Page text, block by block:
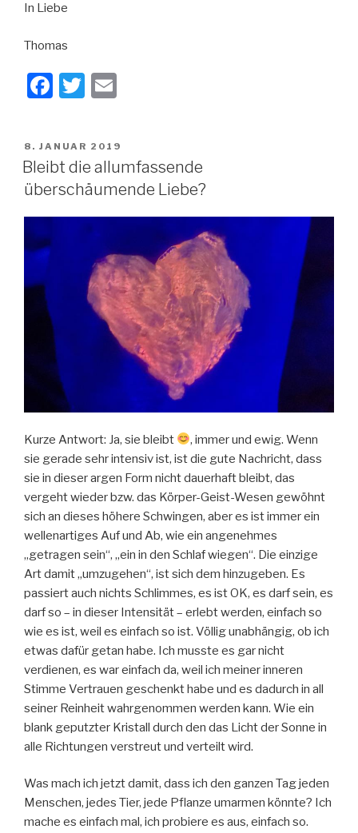
In Liebe
Thomas
F
c
e
b
o
T
tt
er
ail
VERÖFFENTLICHT
AM
8. JANUAR 2019
Bleibt die allumfassende
überschäumende Liebe?
Kurze Antwort: Ja, sie bleibt
, immer und ewig. Wenn
sie gerade sehr intensiv ist, ist die gute Nachricht, dass
sie in dieser argen Form nicht dauerhaft bleibt, das
vergeht wieder bzw. das Körper-Geist-Wesen gewöhnt
sich an dieses höhere Schwingen, aber es ist immer ein
wellenartiges Auf und Ab, wie ein angenehmes
„getragen sein“, „ein in den Schlaf wiegen“. Die einzige
Art damit „umzugehen“, ist sich dem hinzugeben. Es
passiert auch nichts Schlimmes, es ist OK, es darf sein, es
darf so – in dieser Intensität – erlebt werden, einfach so
wie es ist, weil es einfach so ist. Völlig unabhängig, ob ich
etwas dafür getan habe. Ich musste es gar nicht
verdienen, es war einfach da, weil ich meiner inneren
Stimme Vertrauen geschenkt habe und es dadurch in all
seiner Reinheit wahrgenommen werden kann. Wie ein
blank geputzter Kristall durch den das Licht der Sonne in
alle Richtungen verstreut und verteilt wird.
Was mach ich jetzt damit, dass ich den ganzen Tag jeden
Menschen, jedes Tier, jede Pflanze umarmen könnte? Ich
mache es einfach mal, ich probiere es aus, einfach so.